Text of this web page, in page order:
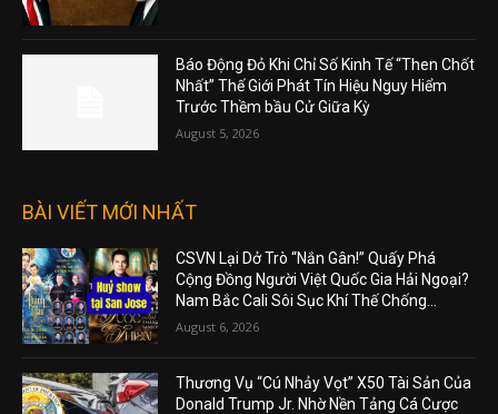
Báo Động Đỏ Khi Chỉ Số Kinh Tế “Then Chốt
Nhất” Thế Giới Phát Tín Hiệu Nguy Hiểm
Trước Thềm bầu Cử Giữa Kỳ
August 5, 2026
BÀI VIẾT MỚI NHẤT
CSVN Lại Dở Trò “Nắn Gân!” Quấy Phá
Cộng Đồng Người Việt Quốc Gia Hải Ngoại?
Nam Bắc Cali Sôi Sục Khí Thế Chống...
August 6, 2026
Thương Vụ “Cú Nhảy Vọt” X50 Tài Sản Của
Donald Trump Jr. Nhờ Nền Tảng Cá Cược